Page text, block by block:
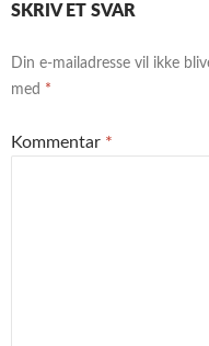
SKRIV ET SVAR
Din e-mailadresse vil ikke
med *
Kommentar *